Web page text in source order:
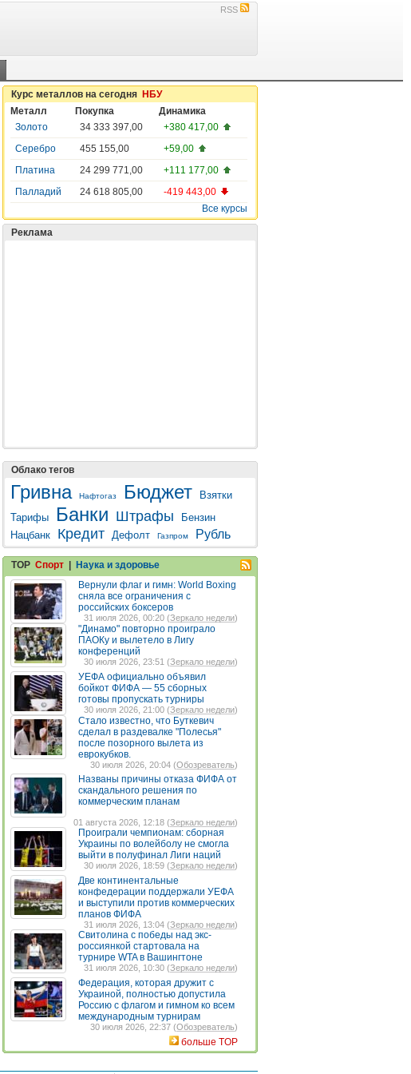
RSS
Курс металлов на сегодня НБУ
Металл
Покупка
Динамика
Золото
34 333 397,00
+380 417,00
Серебро
455 155,00
+59,00
Платина
24 299 771,00
+111 177,00
Палладий
24 618 805,00
-419 443,00
Все курсы
Реклама
Облако тегов
Гривна Нафтогаз Бюджет
Взятки
Тарифы
Банки Штрафы
Бензин
Нацбанк
Кредит Дефолт Газпром Рубль
TOP Спорт
Наука и здоровье
Вернули флаг и гимн: World Boxing
сняла все ограничения с
российских боксеров
31 июля 2026, 00:20 (Зеркало недели)
"Динамо" повторно проиграло
ПАОКу и вылетело в Лигу
конференций
30 июля 2026, 23:51 (Зеркало недели)
УЕФА официально объявил
бойкот ФИФА — 55 сборных
готовы пропускать турниры
30 июля 2026, 21:00 (Зеркало недели)
Стало известно, что Буткевич
сделал в раздевалке "Полесья"
после позорного вылета из
еврокубков.
30 июля 2026, 20:04 (Обозреватель)
Названы причины отказа ФИФА от
скандального решения по
коммерческим планам
01 августа 2026, 12:18 (Зеркало недели)
Проиграли чемпионам: сборная
Украины по волейболу не смогла
выйти в полуфинал Лиги наций
30 июля 2026, 18:59 (Зеркало недели)
Две континентальные
конфедерации поддержали УЕФА
и выступили против коммерческих
планов ФИФА
31 июля 2026, 13:04 (Зеркало недели)
Свитолина с победы над экс-
россиянкой стартовала на
турнире WTA в Вашингтоне
31 июля 2026, 10:30 (Зеркало недели)
Федерация, которая дружит с
Украиной, полностью допустила
Россию с флагом и гимном ко всем
международным турнирам
30 июля 2026, 22:37 (Обозреватель)
больше TOP